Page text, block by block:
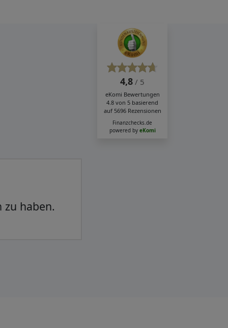
4,8 / 5
eKomi Bewertungen
4.8 von 5 basierend
auf 5696Rezensionen
Finanzchecks.de
powered by eKomi